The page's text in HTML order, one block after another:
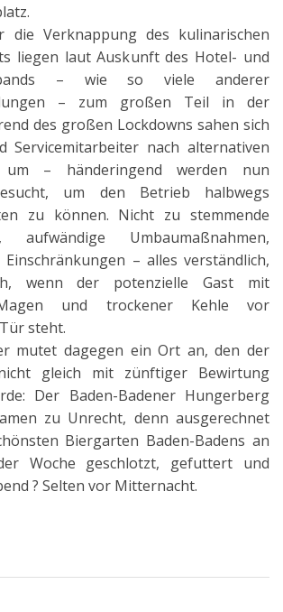
die Verknappung des kulinarischen
liegen laut Auskunft des Hotel- und
– wie so viele anderer
– zum großen Teil in der
des großen Lockdowns sahen sich
Servicemitarbeiter nach alternativen
um – händeringend werden nun
um den Betrieb halbwegs
zu können. Nicht zu stemmende
aufwändige Umbaumaßnahmen,
Einschränkungen – alles verständlich,
wenn der potenzielle Gast mit
und trockener Kehle vor
steht.
mutet dagegen ein Ort an, den der
gleich mit zünftiger Bewirtung
Der Baden-Badener Hungerberg
zu Unrecht, denn ausgerechnet
Biergarten Baden-Badens an
Woche geschlotzt, gefuttert und
? Selten vor Mitternacht.